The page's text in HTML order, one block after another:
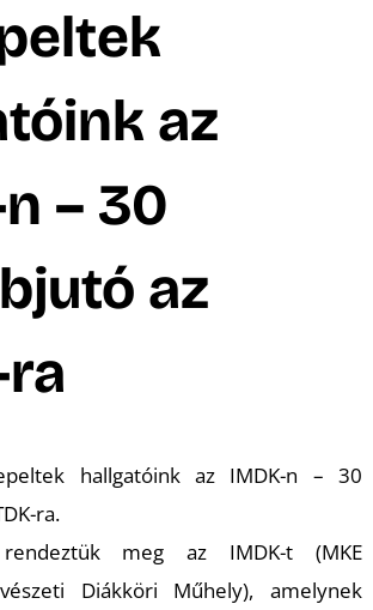
az
– 30
az
ra
hallgatóink az IMDK-n – 30
ra.
meg az IMDK-t (MKE
Diákköri Műhely), amelynek